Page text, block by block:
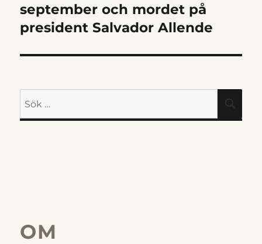
inlägg:
september och mordet på
president Salvador Allende
OM